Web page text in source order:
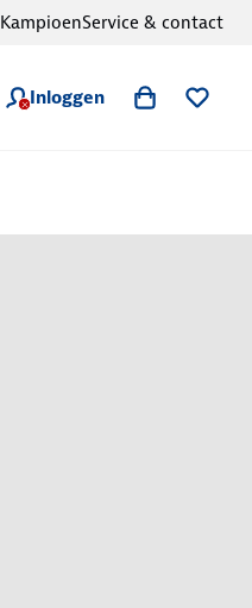
Inloggen
KampioenService & contact